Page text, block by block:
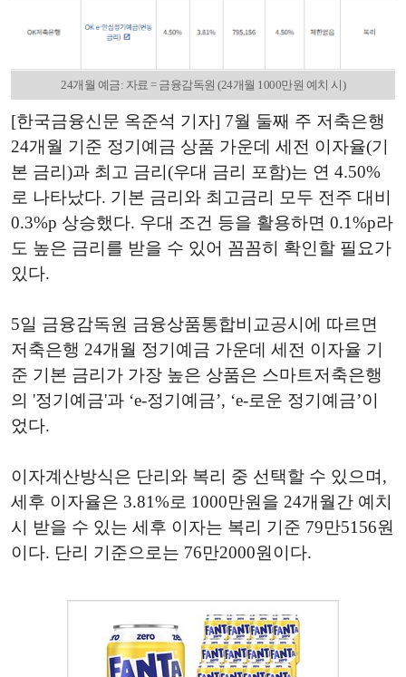
24개월 예금: 자료 = 금융감독원 (24개월 1000만원 예치 시)
[한국금융신문 옥준석 기자] 7월 둘째 주 저축은행
24개월 기준 정기예금 상품 가운데 세전 이자율(기
본 금리)과 최고 금리(우대 금리 포함)는 연 4.50%
로 나타났다. 기본 금리와 최고금리 모두 전주 대비
0.3%p 상승했다. 우대 조건 등을 활용하면 0.1%p라
도 높은 금리를 받을 수 있어 꼼꼼히 확인할 필요가
있다.
5일 금융감독원 금융상품통합비교공시에 따르면
저축은행 24개월 정기예금 가운데 세전 이자율 기
준 기본 금리가 가장 높은 상품은 스마트저축은행
의 '정기예금'과 ‘e-정기예금’, ‘e-로운 정기예금’이
었다.
이자계산방식은 단리와 복리 중 선택할 수 있으며,
세후 이자율은 3.81%로 1000만원을 24개월간 예치
시 받을 수 있는 세후 이자는 복리 기준 79만5156원
이다. 단리 기준으로는 76만2000원이다.